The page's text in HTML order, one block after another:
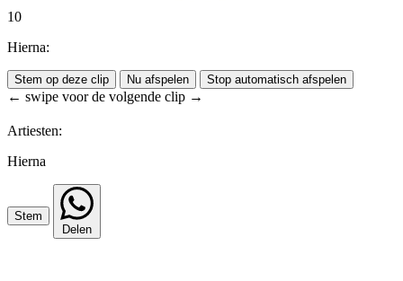
10
Hierna:
Stem op deze clip Nu afspelen Stop automatisch afspelen
← swipe voor de volgende clip →
Artiesten:
Hierna
Stem
Delen